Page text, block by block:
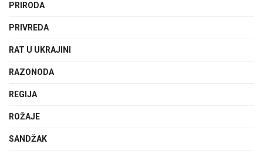
PRIRODA
PRIVREDA
RAT U UKRAJINI
RAZONODA
REGIJA
ROŽAJE
SANDŽAK